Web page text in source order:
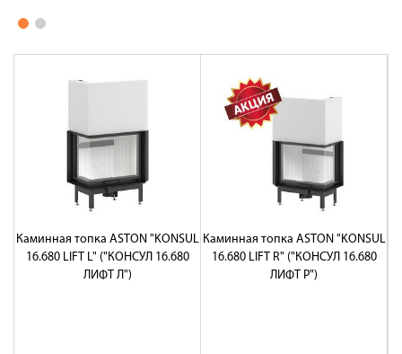
Каминная топка ASTON "KONSUL
16.680 LIFT L" ("КОНСУЛ 16.680
ЛИФТ Л")
Каминная топка ASTON "KONSUL
16.680 LIFT R" ("КОНСУЛ 16.680
ЛИФТ Р")